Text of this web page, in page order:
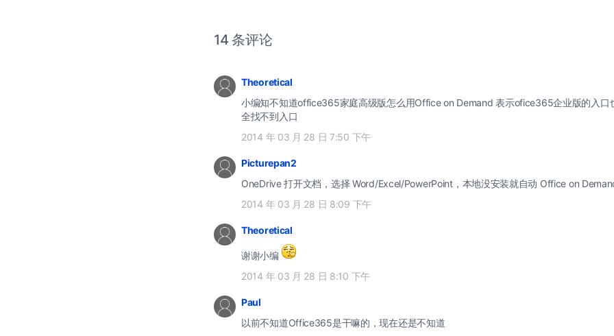
14 条评论
Theoretical
小编知不知道office365家庭高级版怎么用Office on Demand 表示ofice365企业版的入口也很隐蔽 家庭高级版完
全找不到入口
2014 年 03 月 28 日 7:50 下午
Picturepan2
2014 年 03 月 28 日 8:09 下午
Theoretical
谢谢小编
2014 年 03 月 28 日 8:10 下午
Paul
以前不知道Office365是干嘛的，现在还是不知道